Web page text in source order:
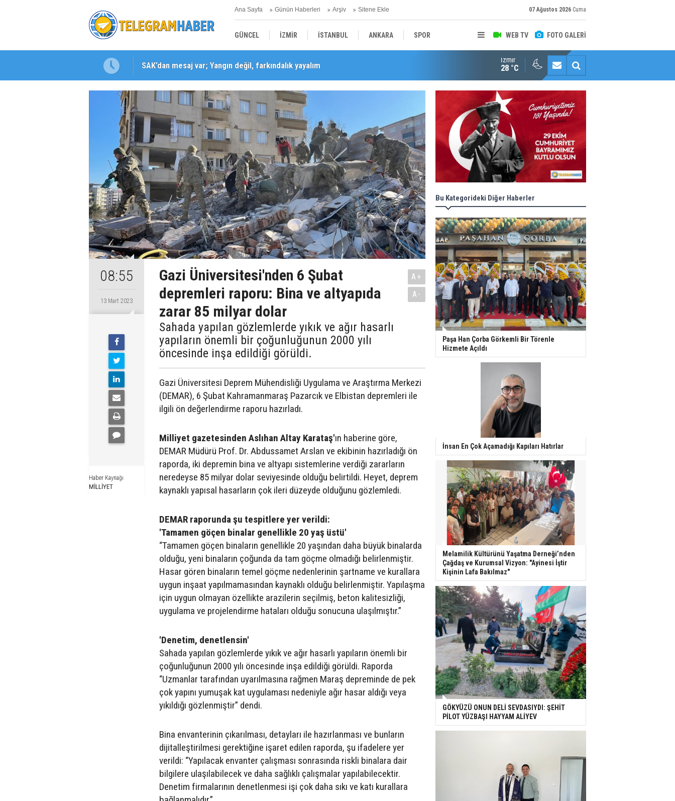
Ana Sayfa Günün Haberleri Arşiv Sitene Ekle 07 Ağustos 2026 Cuma
WEB TV FOTO GALERİ
GÜNCEL İZMİR İSTANBUL ANKARA SPOR
YEREL SAĞLIK
SAK’dan mesaj var; Yangın değil, farkındalık yayalım
Karabağlar ‘da Gazeteci Barış Selçuk saygıyla anıldı
Konaklı kadınların okuma azmi örnek oldu
İzmir
28 °C
08:55
13 Mart 2023
Haber Kaynağı
MİLLİYET
Gazi Üniversitesi'nden 6 Şubat
depremleri raporu: Bina ve altyapıda
zarar 85 milyar dolar
Sahada yapılan gözlemlerde yıkık ve ağır hasarlı
yapıların önemli bir çoğunluğunun 2000 yılı
öncesinde inşa edildiği görüldi.
A+
A-
Gazi Üniversitesi Deprem Mühendisliği Uygulama ve Araştırma Merkezi
(DEMAR), 6 Şubat Kahramanmaraş Pazarcık ve Elbistan depremleri ile
ilgili ön değerlendirme raporu hazırladı.
Milliyet gazetesinden Aslıhan Altay Karataş'ın haberine göre,
DEMAR Müdürü Prof. Dr. Abdussamet Arslan ve ekibinin hazırladığı ön
raporda, iki depremin bina ve altyapı sistemlerine verdiği zararların
neredeyse 85 milyar dolar seviyesinde olduğu belirtildi. Heyet, deprem
kaynaklı yapısal hasarların çok ileri düzeyde olduğunu gözlemledi.
DEMAR raporunda şu tespitlere yer verildi:
'Tamamen göçen binalar genellikle 20 yaş üstü'
“Tamamen göçen binaların genellikle 20 yaşından daha büyük binalarda
olduğu, yeni binaların çoğunda da tam göçme olmadığı belirlenmiştir.
Hasar gören binaların temel göçme nedenlerinin şartname ve kurallara
uygun inşaat yapılmamasından kaynaklı olduğu belirlenmiştir. Yapılaşma
için uygun olmayan özellikte arazilerin seçilmiş, beton kalitesizliği,
uygulama ve projelendirme hataları olduğu sonucuna ulaşılmıştır.”
'Denetim, denetlensin'
Sahada yapılan gözlemlerde yıkık ve ağır hasarlı yapıların önemli bir
çoğunluğunun 2000 yılı öncesinde inşa edildiği görüldi. Raporda
“Uzmanlar tarafından uyarılmasına rağmen Maraş depreminde de pek
çok yapını yumuşak kat uygulaması nedeniyle ağır hasar aldığı veya
yıkıldığı gözlenmiştir” dendi.
Bina envanterinin çıkarılması, detayları ile hazırlanması ve bunların
dijitalleştirilmesi gerektiğine işaret edilen raporda, şu ifadelere yer
verildi: “Yapılacak envanter çalışması sonrasında riskli binalara dair
bilgilere ulaşılabilecek ve daha sağlıklı çalışmalar yapılabilecektir.
Denetim firmalarının denetlenmesi işi çok daha sıkı ve katı kurallara
Bu Kategorideki Diğer Haberler
Paşa Han Çorba Görkemli Bir Törenle
Hizmete Açıldı
İnsan En Çok Açamadığı Kapıları Hatırlar
Melamilik Kültürünü Yaşatma Derneği’nden
Çağdaş ve Kurumsal Vizyon: "Ayinesi İştir
Kişinin Lafa Bakılmaz"
GÖKYÜZÜ ONUN DELİ SEVDASIYDI: ŞEHİT
PİLOT YÜZBAŞI HAYYAM ALİYEV